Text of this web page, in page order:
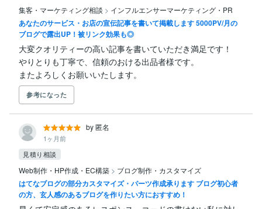
集客・マーケティング相談 > インフルエンサーマーケティング・PR
あなたのサービス・お店の宣伝記事を書いて掲載します 5000PV/月の
ブログで露出UP！被リンク効果も◎
大変クオリティーの高い記事を書いていただき満足です！
やりとりも丁寧で、信頼のおける出品者様です。
またよろしくお願いいたします。
参考になった
by 匿名
1ヶ月前
見積り相談
Web制作・HP作成・EC構築 > ブログ制作・カスタマイズ
はてなブログの部分カスタマイズ・パーツ作成承ります ブログ初心者
の方、玄人感のあるブログを作りたい方におすすめ！